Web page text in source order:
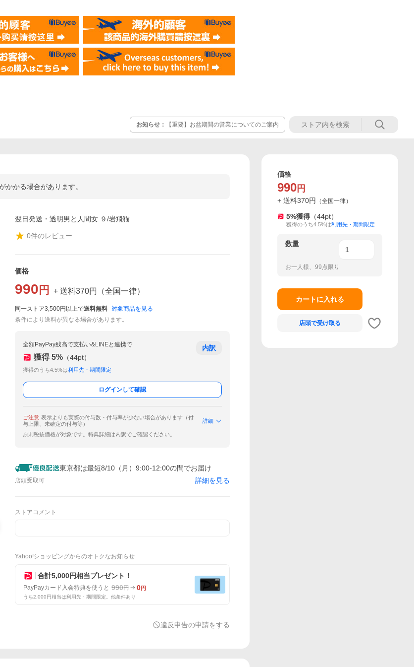
お知らせ： 【重要】お盆期間の営業についてのご案内
かる場合があります。
翌日発送・透明男と人間女 ９/岩飛猫
0件のレビュー
価格
990 円 + 送料370円 （全国一律）
同一ストア3,500円以上で送料無料 対象商品を見る
条件により送料が異なる場合があります。
全額PayPay残高で支払い&LINEと連携で
獲得 5% （44pt）
獲得のうち4.5%は利用先・期間限定
内訳
ログインして確認
ご注意 表示よりも実際の付与数・付与率が少ない場合があります（付
与上限、未確定の付与等）
詳細
原則税抜価格が対象です。特典詳細は内訳でご確認ください。
東京都は最短8/10（月）9:00-12:00の間でお届け
店頭受取可 詳細を見る
ストアコメント
Yahoo!ショッピングからのオトクなお知らせ
合計5,000円相当プレゼント！
PayPayカード入会特典を使うと 990円 0円
うち2,000円相当は利用先・期間限定。他条件あり
違反申告の申請をする
価格
990 円
+ 送料370円 （全国一律）
5%獲得 （44pt）
獲得のうち4.5%は利用先・期間限定
数量
お一人様、99点限り
カートに入れる
店頭で受け取る